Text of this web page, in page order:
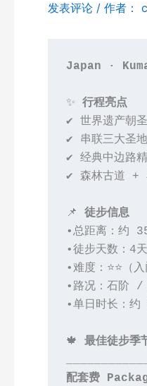
发表评论 / 作者：
Japan ·
✨ 行程亮点
✔ 世界遗产朝
✔ 串联三大圣
✔ 经典中边路
✔ 森林古道 +
📌 徒步信息
•总距离：约
•徒步天数：4
•难度：⭐️⭐️（
•路况：石阶
•单日时长：
🍁 最佳徒步季
配套费